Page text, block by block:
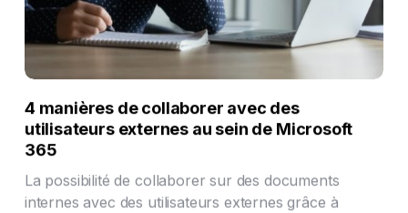
4 manières de collaborer avec des
utilisateurs externes au sein de Microsoft
365
La possibilité de collaborer sur des documents
internes avec des utilisateurs externes grâce à